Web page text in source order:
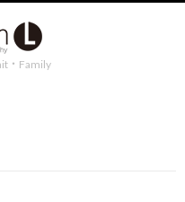
・Family